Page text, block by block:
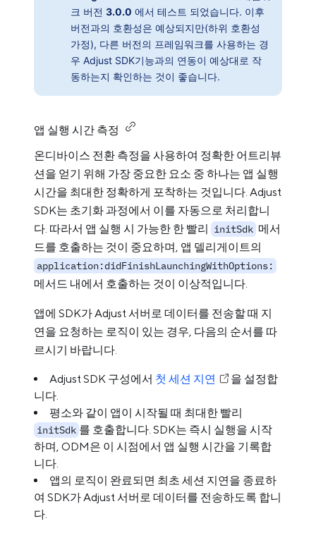
크 버전 3.0.0 에서 테스트 되었습니다. 이후
버전과의 호환성은 예상되지만(하위 호환성
가정), 다른 버전의 프레임워크를 사용하는 경
우 Adjust SDK기능과의 연동이 예상대로 작
동하는지 확인하는 것이 좋습니다.
앱 실행 시간 측정
온디바이스 전환 측정을 사용하여 정확한 어트리뷰
션을 얻기 위해 가장 중요한 요소 중 하나는 앱 실행
시간을 최대한 정확하게 포착하는 것입니다. Adjust
SDK는 초기화 과정에서 이를 자동으로 처리합니
다. 따라서 앱 실행 시 가능한 한 빨리 initSdk 메서
드를 호출하는 것이 중요하며, 앱 델리게이트의
application:didFinishLaunchingWithOptions:
메서드 내에서 호출하는 것이 이상적입니다.
앱에 SDK가 Adjust 서버로 데이터를 전송할 때 지
연을 요청하는 로직이 있는 경우, 다음의 순서를 따
르시기 바랍니다.
Adjust SDK 구성에서 첫 세션 지연
을 설정합
니다.
평소와 같이 앱이 시작될 때 최대한 빨리
initSdk 를 호출합니다. SDK는 즉시 실행을 시작
하며, ODM은 이 시점에서 앱 실행 시간을 기록합
니다.
앱의 로직이 완료되면 최초 세션 지연을 종료하
여 SDK가 Adjust 서버로 데이터를 전송하도록 합니
다.